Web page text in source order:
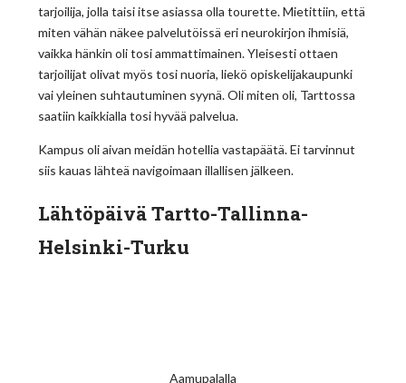
tarjoilija, jolla taisi itse asiassa olla tourette. Mietittiin, että
miten vähän näkee palvelutöissä eri neurokirjon ihmisiä,
vaikka hänkin oli tosi ammattimainen. Yleisesti ottaen
tarjoilijat olivat myös tosi nuoria, liekö opiskelijakaupunki
vai yleinen suhtautuminen syynä. Oli miten oli, Tarttossa
saatiin kaikkialla tosi hyvää palvelua.
Kampus oli aivan meidän hotellia vastapäätä. Ei tarvinnut
siis kauas lähteä navigoimaan illallisen jälkeen.
Lähtöpäivä Tartto-Tallinna-
Helsinki-Turku
Aamupalalla